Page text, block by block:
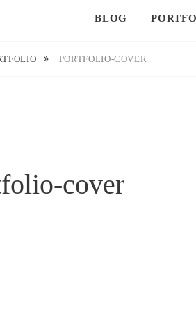
BLOG
PORTFOLIO-COVER
cover